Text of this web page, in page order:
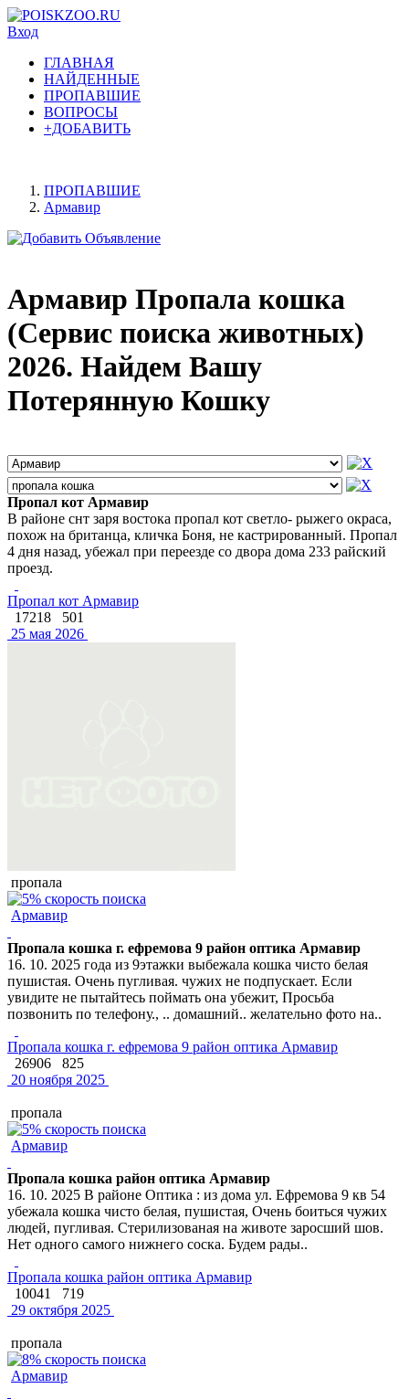
Вход
ГЛАВНАЯ
НАЙДЕННЫЕ
ПРОПАВШИЕ
ВОПРОСЫ
+ДОБАВИТЬ
ПРОПАВШИЕ
Армавир
Армавир Пропала кошка
(Сервис поиска животных)
2026. Найдем Вашу
Потерянную Кошку
Пропал кот Армавир
В районе снт заря востока пропал кот светло- рыжего окраса,
похож на британца, кличка Боня, не кастрированный. Пропал
4 дня назад, убежал при переезде со двора дома 233 райский
проезд.
Пропал кот Армавир
17218
501
25 мая 2026
пропала
Армавир
Пропала кошка г. ефремова 9 район оптика Армавир
16. 10. 2025 года из 9этажки выбежала кошка чисто белая
пушистая. Очень пугливая. чужих не подпускает. Если
увидите не пытайтесь поймать она убежит, Просьба
позвонить по телефону., .. домашний.. желательно фото на..
Пропала кошка г. ефремова 9 район оптика Армавир
26906
825
20 ноября 2025
пропала
Армавир
Пропала кошка район оптика Армавир
16. 10. 2025 В районе Оптика : из дома ул. Ефремова 9 кв 54
убежала кошка чисто белая, пушистая, Очень боиться чужих
людей, пугливая. Стерилизованая на животе заросший шов.
Нет одного самого нижнего соска. Будем рады..
Пропала кошка район оптика Армавир
10041
719
29 октября 2025
пропала
Армавир